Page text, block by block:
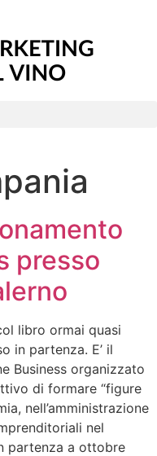
presso
libro ormai quasi
in partenza. E’ il
Business organizzato
di formare “figure
nell’amministrazione
nel
partenza a ottobre